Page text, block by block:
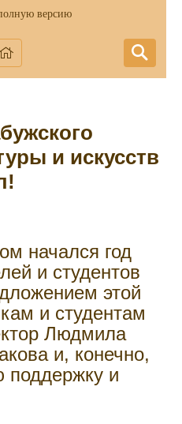
версию
и искусств
начался год
и студентов
этой
и студентам
Людмила
и, конечно,
поддержку и